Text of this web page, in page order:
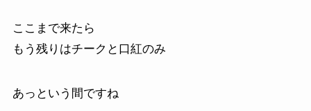
ここまで来たら
もう残りはチークと口紅のみ
あっという間ですね